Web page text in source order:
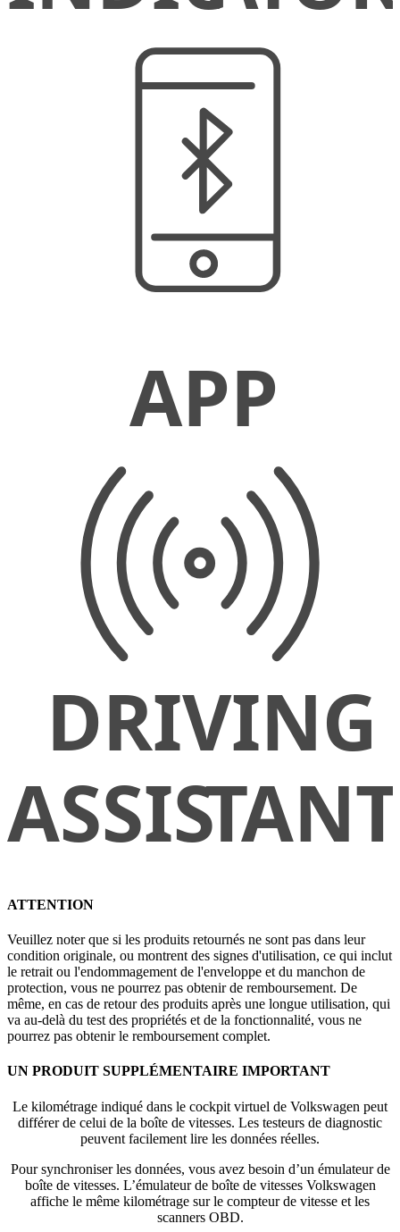
ATTENTION
Veuillez noter que si les produits retournés ne sont pas dans leur
condition originale, ou montrent des signes d'utilisation, ce qui inclut
le retrait ou l'endommagement de l'enveloppe et du manchon de
protection, vous ne pourrez pas obtenir de remboursement. De
même, en cas de retour des produits après une longue utilisation, qui
va au-delà du test des propriétés et de la fonctionnalité, vous ne
pourrez pas obtenir le remboursement complet.
UN PRODUIT SUPPLÉMENTAIRE IMPORTANT
Le kilométrage indiqué dans le cockpit virtuel de Volkswagen peut
différer de celui de la boîte de vitesses. Les testeurs de diagnostic
peuvent facilement lire les données réelles.
Pour synchroniser les données, vous avez besoin d’un émulateur de
boîte de vitesses. L’émulateur de boîte de vitesses Volkswagen
affiche le même kilométrage sur le compteur de vitesse et les
scanners OBD.